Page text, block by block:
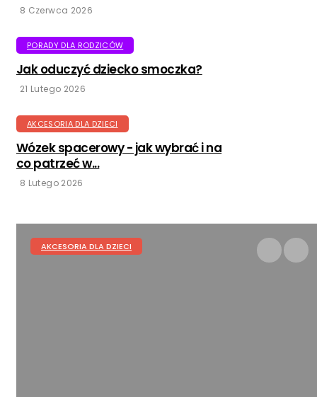
8 Czerwca 2026
PORADY DLA RODZICÓW
Jak oduczyć dziecko smoczka?
21 Lutego 2026
AKCESORIA DLA DZIECI
Wózek spacerowy - jak wybrać i na
co patrzeć w...
8 Lutego 2026
WYPRAWKA DLA DZIECKA